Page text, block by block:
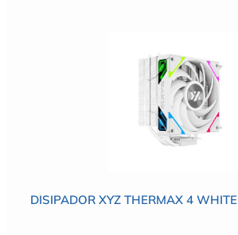
DISIPADOR XYZ THERMAX 4 WHITE